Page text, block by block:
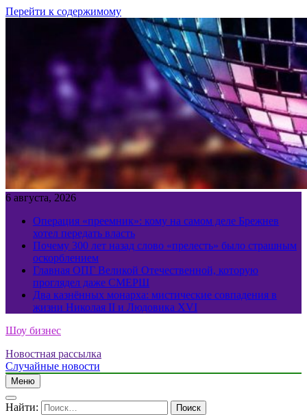
Перейти к содержимому
6 августа, 2026
Операция «преемник»: кому на самом деле Брежнев
хотел передать власть
Почему 300 лет назад слово «прелесть» было страшным
оскорблением
Главная ОПГ Великой Отечественной, которую
проглядел даже СМЕРШ
Два казнённых монарха: мистические совпадения в
жизни Николая II и Людовика XVI
Шоу бизнес
Новостная рассылка
Случайные новости
Меню
Найти: